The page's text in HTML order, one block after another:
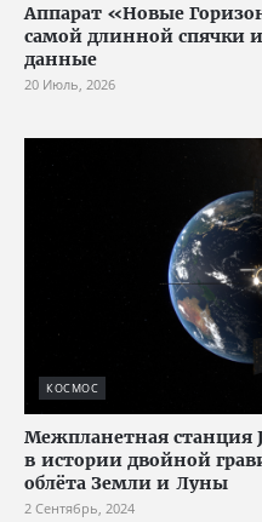
Аппарат «Новые
самой длинной спячки и
данные
20 Июль, 2026
КОСМОС
Межпланетная станция
в истории двойной
облёта Земли и Луны
2 Сентябрь, 2024